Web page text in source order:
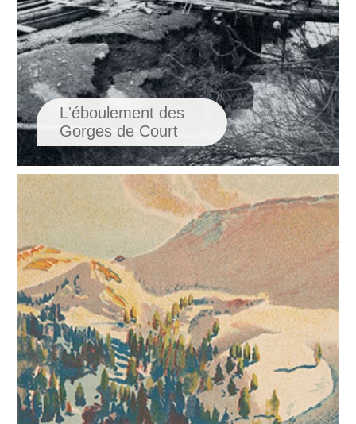
L'éboulement des
Gorges de Court